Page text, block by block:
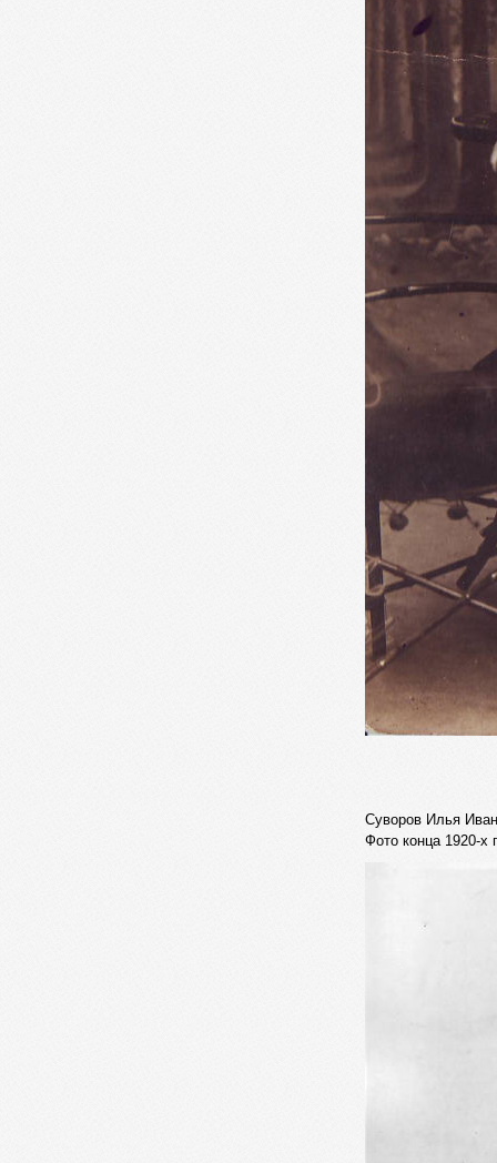
Суворов Илья
Фото конца 1920-х